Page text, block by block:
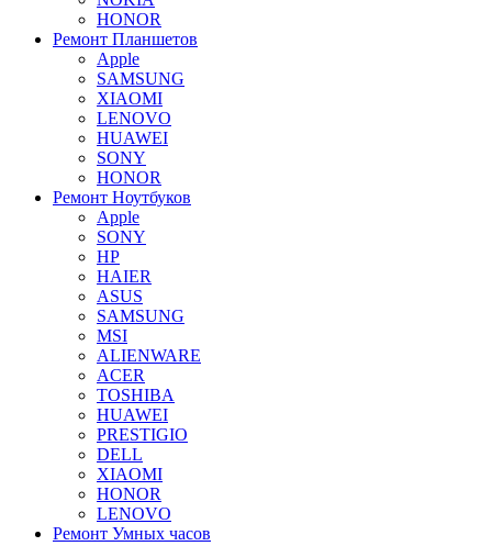
HONOR
Ремонт Планшетов
Apple
SAMSUNG
XIAOMI
LENOVO
HUAWEI
SONY
HONOR
Ремонт Ноутбуков
Apple
SONY
HP
HAIER
ASUS
SAMSUNG
MSI
ALIENWARE
ACER
TOSHIBA
HUAWEI
PRESTIGIO
DELL
XIAOMI
HONOR
LENOVO
Ремонт Умных часов